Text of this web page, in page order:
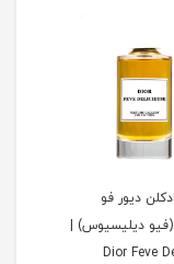
دیور فو
(فیو دیلیسیوس) |
Dior Feve